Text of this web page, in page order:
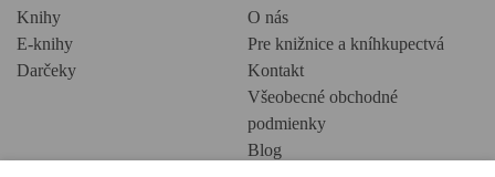
Knihy
E-knihy
Darčeky
O nás
Pre knižnice a kníhkupectvá
Kontakt
Všeobecné obchodné
podmienky
Blog